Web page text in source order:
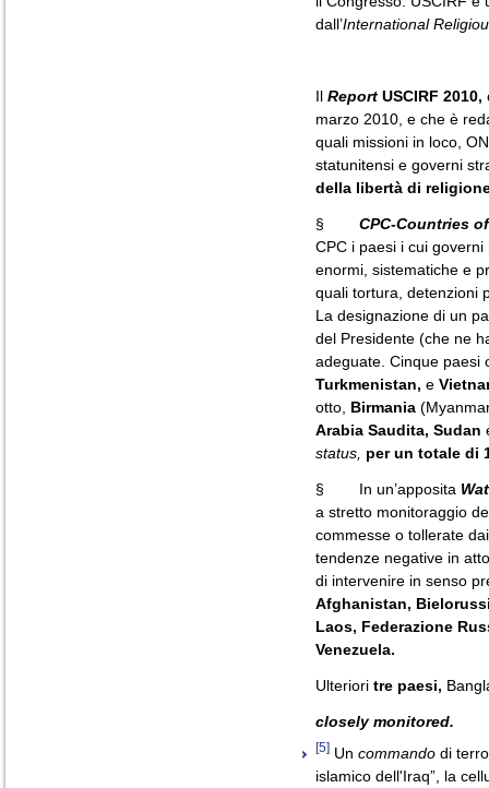
dall’International
Il Report USCIRF 2010,
marzo 2010, e che è
quali missioni in loco,
statunitensi e governi
della libertà di
§ CPC-Countries
CPC i paesi i cui
enormi, sistematiche e
quali tortura, detenzioni
La designazione di un
del Presidente (che ne
adeguate. Cinque paesi
Turkmenistan, e
otto, Birmania
Arabia Saudita, Sudan
status, per un totale di
§ In un’apposita
a stretto monitoraggio
commesse o tollerate
tendenze negative in
di intervenire in senso
Afghanistan,
Laos, Federazione
Venezuela.
Ulteriori tre paesi,
closely monitored.
[5] Un commando di
islamico dell'Iraq”, la